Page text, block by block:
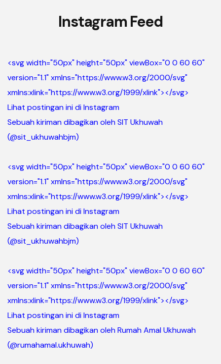
Instagram Feed
<svg width="50px" height="50px" viewBox="0 0 60 60"
version="1.1" xmlns="https://www.w3.org/2000/svg"
xmlns:xlink="https://www.w3.org/1999/xlink"></svg>
Lihat postingan ini di Instagram
Sebuah kiriman dibagikan oleh SIT Ukhuwah
(@sit_ukhuwahbjm)
<svg width="50px" height="50px" viewBox="0 0 60 60"
version="1.1" xmlns="https://www.w3.org/2000/svg"
xmlns:xlink="https://www.w3.org/1999/xlink"></svg>
Lihat postingan ini di Instagram
Sebuah kiriman dibagikan oleh SIT Ukhuwah
(@sit_ukhuwahbjm)
<svg width="50px" height="50px" viewBox="0 0 60 60"
version="1.1" xmlns="https://www.w3.org/2000/svg"
xmlns:xlink="https://www.w3.org/1999/xlink"></svg>
Lihat postingan ini di Instagram
Sebuah kiriman dibagikan oleh Rumah Amal Ukhuwah
(@rumahamal.ukhuwah)